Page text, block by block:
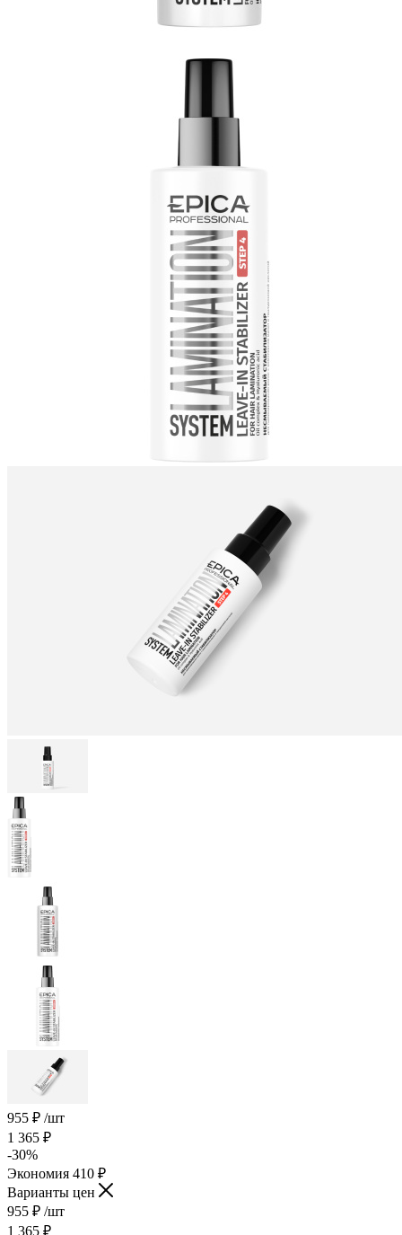
955 ₽ /шт
1 365 ₽
-30%
Экономия 410 ₽
Варианты цен
955 ₽ /шт
1 365 ₽